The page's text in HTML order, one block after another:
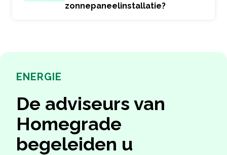
zonnepaneelinstallatie?
ENERGIE
De adviseurs van
Homegrade
begeleiden u